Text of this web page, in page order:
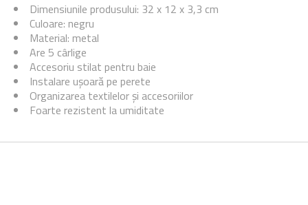
Dimensiunile produsului: 32 x 12 x 3,3 cm
Culoare: negru
Material: metal
Are 5 cârlige
Accesoriu stilat pentru baie
Instalare ușoară pe perete
Organizarea textilelor și accesoriilor
Foarte rezistent la umiditate